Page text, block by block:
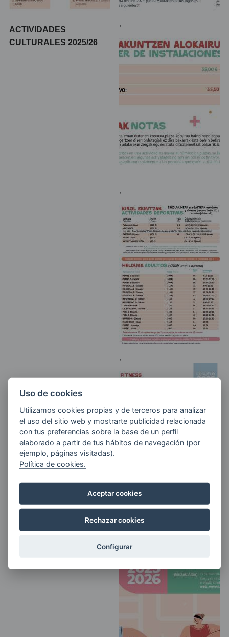
ACTIVIDADES
CULTURALES 2025/26
,
,
,
,
Uso de cookies
Utilizamos cookies propias y de terceros para analizar
el uso del sitio web y mostrarte publicidad relacionada
con tus preferencias sobre la base de un perfil
elaborado a partir de tus hábitos de navegación (por
ejemplo, páginas visitadas).
Política de cookies.
Aceptar cookies
Rechazar cookies
Configurar